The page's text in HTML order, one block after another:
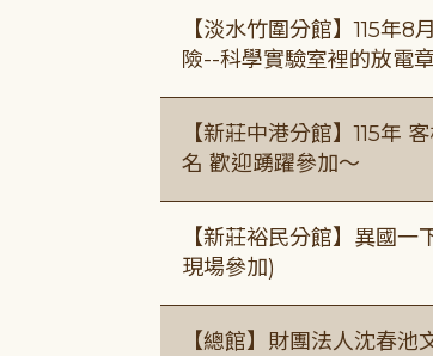
【淡水竹圍分館】115年
險--科學實驗室裡的放電章
【新莊中港分館】115年
名 歡迎踴躍參加～
【新莊裕民分館】異國
現場參加)
【總館】財團法人沈春